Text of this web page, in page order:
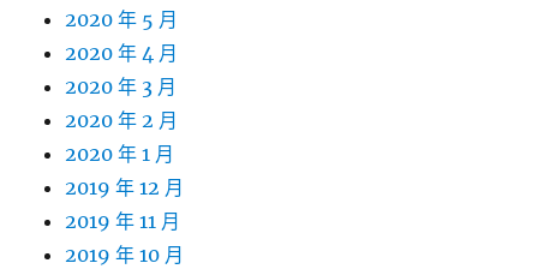
2020 年 5 月
2020 年 4 月
2020 年 3 月
2020 年 2 月
2020 年 1 月
2019 年 12 月
2019 年 11 月
2019 年 10 月